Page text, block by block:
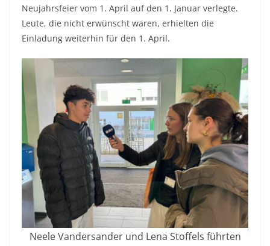
Neujahrsfeier vom 1. April auf den 1. Januar verlegte.
Leute, die nicht erwünscht waren, erhielten die
Einladung weiterhin für den 1. April.
Neele Vandersander und Lena Stoffels führten